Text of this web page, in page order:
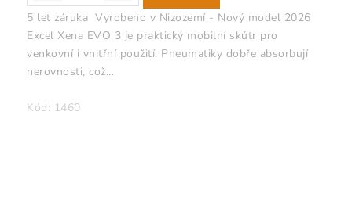
5 let záruka Vyrobeno v Nizozemí - Nový model 2026
Excel Xena EVO 3 je praktický mobilní skútr pro
venkovní i vnitřní použití. Pneumatiky dobře absorbují
nerovnosti, což...
Kód: 1460